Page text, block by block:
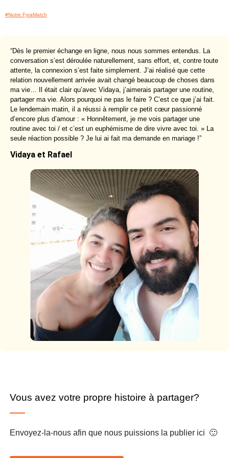
#Notre FyraMatch
“Dès le premier échange en ligne, nous nous sommes entendus. La
conversation s’est déroulée naturellement, sans effort, et, contre toute
attente, la connexion s’est faite simplement. J’ai réalisé que cette
relation nouvellement arrivée avait changé beaucoup de choses dans
ma vie… Il était clair qu’avec Vidaya, j’aimerais partager une routine,
partager ma vie. Alors pourquoi ne pas le faire ? C’est ce que j’ai fait.
Le lendemain matin, il a réussi à remplir ce petit cœur passionné
d’encore plus d’amour : « Honnêtement, je me vois partager une
routine avec toi / et c’est un euphémisme de dire vivre avec toi. » La
seule réaction possible ? Je lui ai fait ma demande en mariage !”
Vidaya et Rafael
Vous avez votre propre histoire à partager?
Envoyez-la-nous afin que nous puissions la publier ici 🙂